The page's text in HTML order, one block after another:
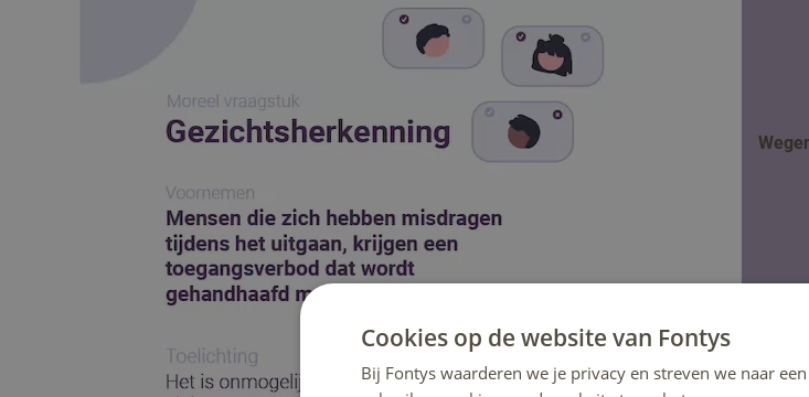
Cookies op de website van Fontys
Bij Fontys waarderen we je privacy en streven we naar